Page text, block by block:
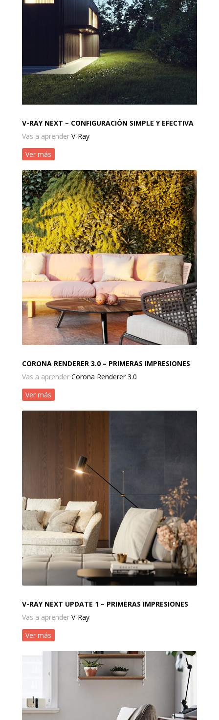
V-RAY NEXT – CONFIGURACIÓN SIMPLE Y EFECTIVA
Vas a aprender V-Ray
Ver más
CORONA RENDERER 3.0 – PRIMERAS IMPRESIONES
Vas a aprender Corona Renderer 3.0
Ver más
V-RAY NEXT UPDATE 1 – PRIMERAS IMPRESIONES
Vas a aprender V-Ray
Ver más